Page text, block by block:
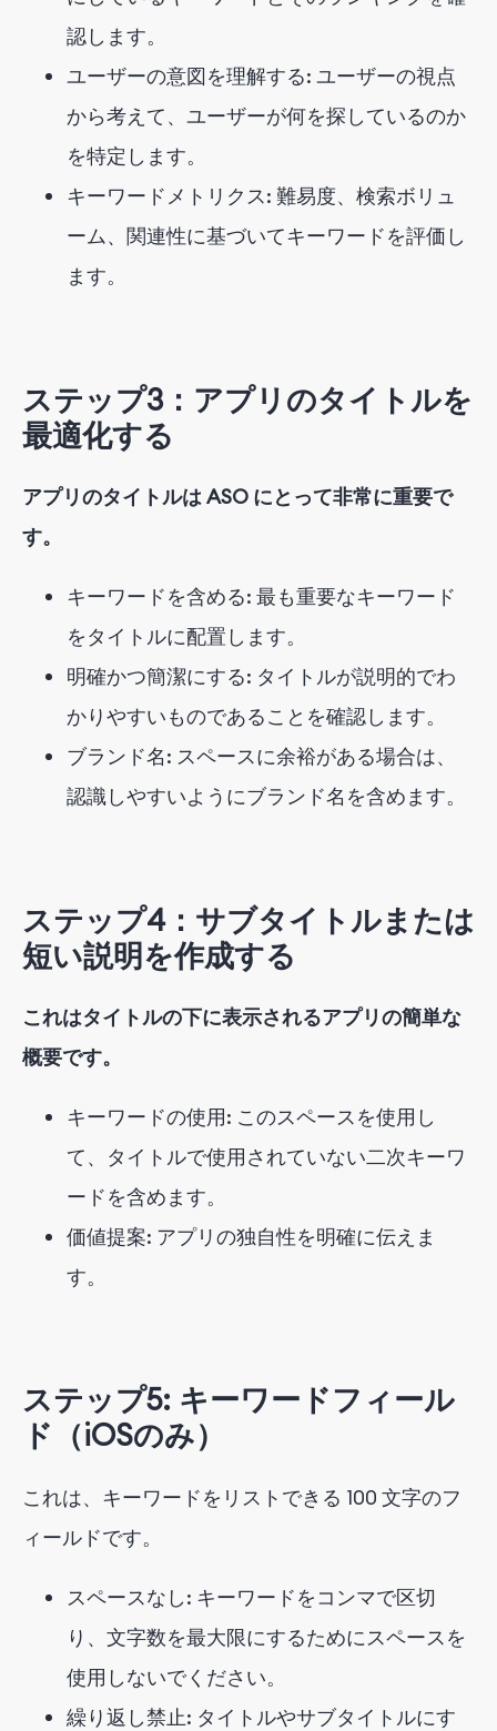
認します。
ユーザーの意図を理解する: ユーザーの視点
から考えて、ユーザーが何を探しているのか
を特定します。
キーワードメトリクス: 難易度、検索ボリュ
ーム、関連性に基づいてキーワードを評価し
ます。
ステップ3：アプリのタイトルを
最適化する
アプリのタイトルは ASO にとって非常に重要で
す。
キーワードを含める: 最も重要なキーワード
をタイトルに配置します。
明確かつ簡潔にする: タイトルが説明的でわ
かりやすいものであることを確認します。
ブランド名: スペースに余裕がある場合は、
認識しやすいようにブランド名を含めます。
ステップ4：サブタイトルまたは
短い説明を作成する
これはタイトルの下に表示されるアプリの簡単な
概要です。
キーワードの使用: このスペースを使用し
て、タイトルで使用されていない二次キーワ
ードを含めます。
価値提案: アプリの独自性を明確に伝えま
す。
ステップ5: キーワードフィール
ド（iOSのみ）
これは、キーワードをリストできる 100 文字のフ
ィールドです。
スペースなし: キーワードをコンマで区切
り、文字数を最大限にするためにスペースを
使用しないでください。
繰り返し禁止: タイトルやサブタイトルにす